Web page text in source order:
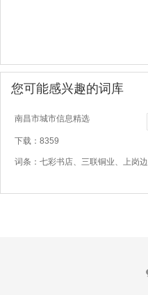
您可能感兴趣的词库
南昌市城市信息精选
下载：8359
词条：七彩书店、三联铜业、上岗边